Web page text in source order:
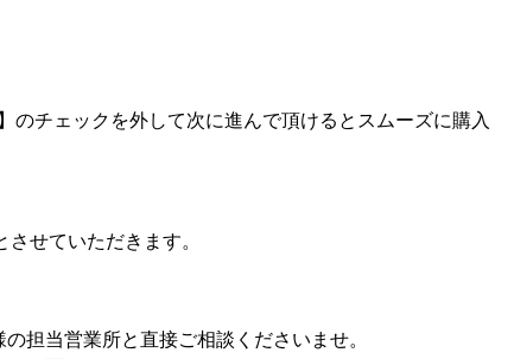
チェックを外して次に進んで頂けるとスムーズに購入
せていただきます。
担当営業所と直接ご相談くださいませ。